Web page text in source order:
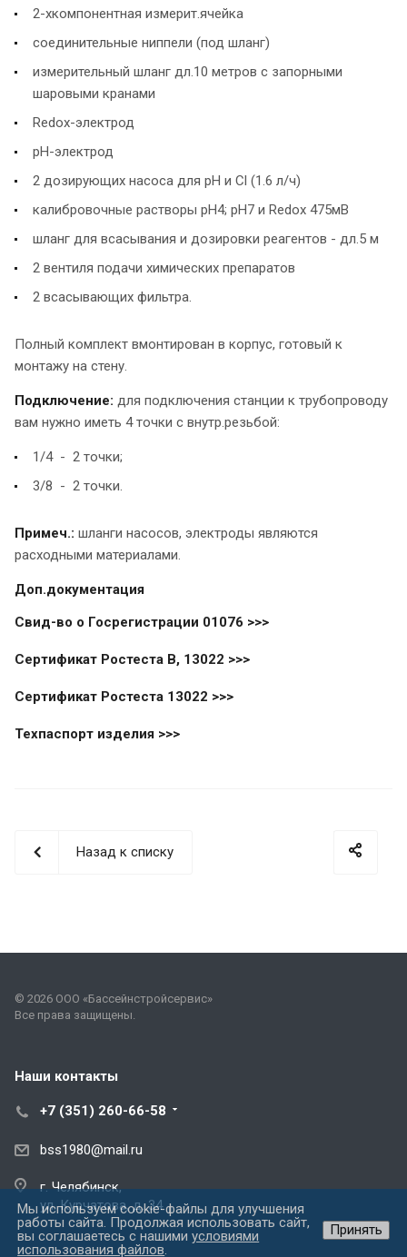
2-хкомпонентная измерит.ячейка
соединительные ниппели (под шланг)
измерительный шланг дл.10 метров с запорными
шаровыми кранами
Redox-электрод
pH-электрод
2 дозирующих насоса для pH и Cl (1.6 л/ч)
калибровочные растворы рН4; рН7 и Redox 475мВ
шланг для всасывания и дозировки реагентов - дл.5 м
2 вентиля подачи химических препаратов
2 всасывающих фильтра.
Полный комплект вмонтирован в корпус, готовый к
монтажу на стену.
Подключение: для подключения станции к трубопроводу
вам нужно иметь 4 точки с внутр.резьбой:
1/4 - 2 точки;
3/8 - 2 точки.
Примеч.: шланги насосов, электроды являются
расходными материалами.
Доп.документация
Свид-во о Госрегистрации 01076 >>>
Сертификат Ростеста В, 13022 >>>
Сертификат Ростеста 13022 >>>
Техпаспорт изделия >>>
Назад к списку
© 2026 ООО «Бассейнстройсервис»
Все права защищены.
Наши контакты
+7 (351) 260-66-58
bss1980@mail.ru
г. Челябинск,
ул. Курчатова, д. 34
Мы используем cookie-файлы для улучшения
работы сайта. Продолжая использовать сайт,
вы соглашаетесь с нашимиусловиями
использования файлов.
Принять